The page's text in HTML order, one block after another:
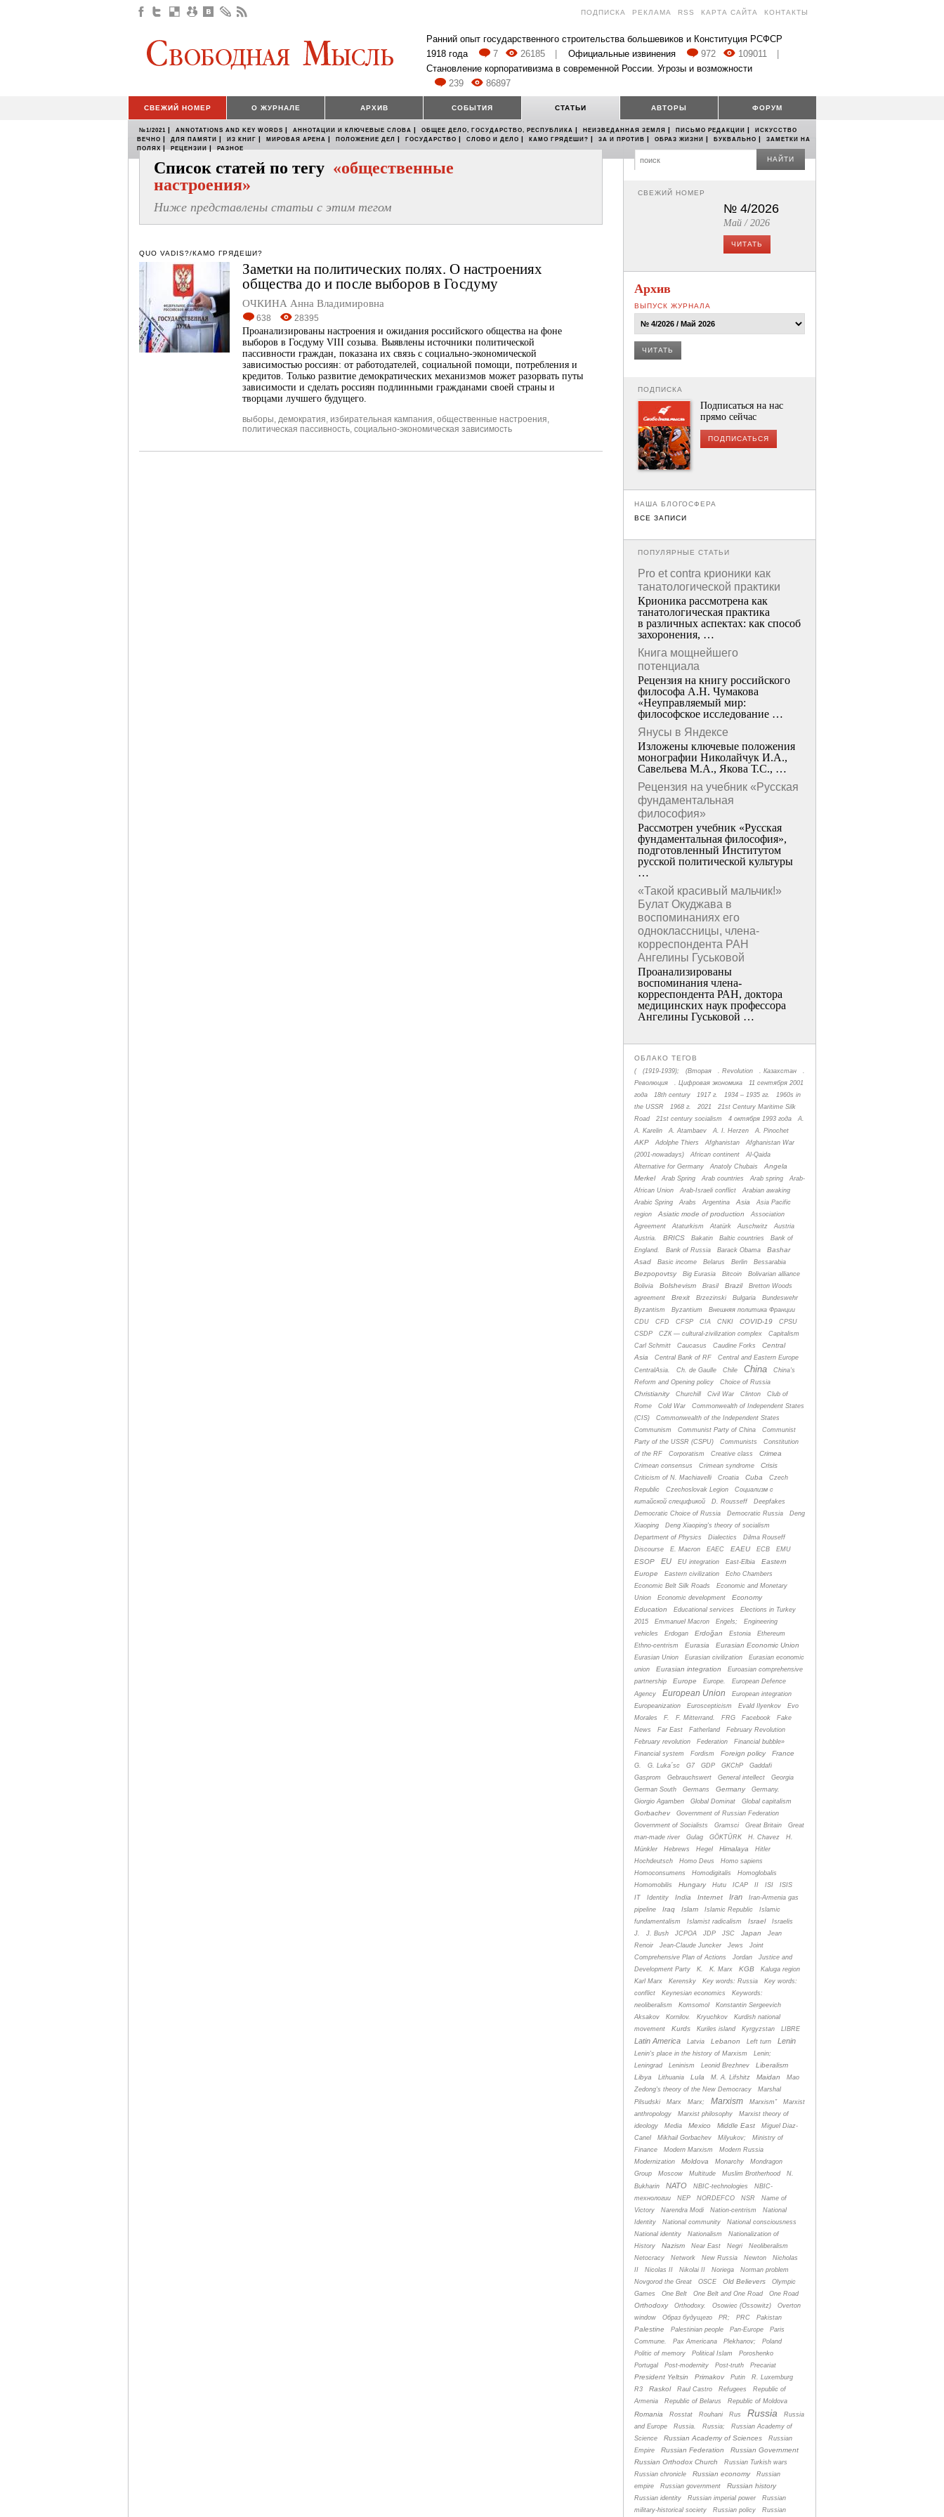
ПОДПИСКА РЕКЛАМА RSS КАРТА САЙТА КОНТАКТЫ
Ранний опыт государственного строительства большевиков и Конституция РСФСР
1918 года
7 26185 Официальные извинения 972 109011
Становление корпоративизма в современной России. Угрозы и возможности
239
86897
СВЕЖИЙ НОМЕР О ЖУРНАЛЕ АРХИВ СОБЫТИЯ СТАТЬИ АВТОРЫ ФОРУМ
№1/2021 | ANNOTATIONS AND KEY WORDS | АННОТАЦИИ И КЛЮЧЕВЫЕ СЛОВА | ОБЩЕЕ ДЕЛО, ГОСУДАРСТВО, РЕСПУБЛИКА | НЕИЗВЕДАННАЯ ЗЕМЛЯ | ПИСЬМО РЕДАКЦИИ |
ИСКУССТВО
ВЕЧНО | ДЛЯ ПАМЯТИ | ИЗ КНИГ | МИРОВАЯ АРЕНА | ПОЛОЖЕНИЕ ДЕЛ | ГОСУДАРСТВО | СЛОВО И ДЕЛО | КАМО ГРЯДЕШИ? | ЗА И ПРОТИВ | ОБРАЗ ЖИЗНИ | БУКВАЛЬНО |
ЗАМЕТКИ НА
ПОЛЯХ | РЕЦЕНЗИИ | РАЗНОЕ
Список статей по тегу «общественные
настроения»
Ниже представлены статьи с этим тегом
QUO VADIS?/КАМО ГРЯДЕШИ?
Заметки на политических полях. О настроениях
общества до и после выборов в Госдуму
ОЧКИНА Анна Владимировна
638 28395
Проанализированы настроения и ожидания российского общества на фоне
выборов в Госдуму VIII созыва. Выявлены источники политической
пассивности граждан, показана их связь с социально-экономической
зависимостью россиян: от работодателей, социальной помощи, потребления и
кредитов. Только развитие демократических механизмов может разорвать путы
зависимости и сделать россиян подлинными гражданами своей страны и
творцами лучшего будущего.
выборы, демократия, избирательная кампания, общественные настроения,
политическая пассивность, социально-экономическая зависимость
НАЙТИ
СВЕЖИЙ НОМЕР
№ 4/2026
Май / 2026
ЧИТАТЬ
Архив
ВЫПУСК ЖУРНАЛА
ЧИТАТЬ
ПОДПИСКА
Подписаться на нас
прямо сейчас
ПОДПИСАТЬСЯ
НАША БЛОГОСФЕРА
ВСЕ ЗАПИСИ
ПОПУЛЯРНЫЕ СТАТЬИ
Pro et contra крионики как
танатологической практики
Крионика рассмотрена как
танатологическая практика
в различных аспектах: как способ
захоронения, …
Книга мощнейшего
потенциала
Рецензия на книгу российского
философа А.Н. Чумакова
«Неуправляемый мир:
философское исследование …
Янусы в Яндексе
Изложены ключевые положения
монографии Николайчук И.А.,
Савельева М.А., Якова Т.С., …
Рецензия на учебник «Русская
фундаментальная
философия»
Рассмотрен учебник «Русская
фундаментальная философия»,
подготовленный Институтом
русской политической культуры
…
«Такой красивый мальчик!»
Булат Окуджава в
воспоминаниях его
одноклассницы, члена-
корреспондента РАН
Ангелины Гуськовой
Проанализированы
воспоминания члена­
корреспондента РАН, доктора
медицинских наук профессора
Ангелины Гуськовой …
ОБЛАКО ТЕГОВ
( (1919-1939); (Вторая . Revolution . Казахстан
.
Революция
. Цифровая экономика
11 сентября 2001
года
18th century 1917 г. 1934 – 1935 гг.
1960s in
the USSR
1968 г. 2021
21st Century Maritime Silk
Road
21st century socialism 4 октября 1993 года
A.
A. Karelin
A. Atambaev A. I. Herzen A. Pinochet
AKP Adolphe Thiers Afghanistan
Afghanistan War
(2001-nowadays)
African continent
Al-Qaida
Alternative for Germany
Anatoly Chubais
Angela
Merkel
Arab Spring Arab countries Arab spring
Arab-
African Union
Arab-Israeli conflict
Arabian awaking
Arabic Spring
Arabs Argentina Asia
Asia Pacific
region
Asiatic mode of production
Association
Agreement
Ataturkism Atatürk Auschwitz
Austria
Austria.
BRICS Bakatin Baltic countries
Bank of
England.
Bank of Russia Barack Obama
Bashar
Asad
Basic income Belarus Berlin Bessarabia
Bezpopovtsy Big Eurasia Bitcoin
Bolivarian alliance
Bolivia
Bolshevism Brasil Brazil
Bretton Woods
agreement
Brexit Brzezinski Bulgaria
Bundeswehr
Byzantism
Byzantium
Bнешняя политика Франции
CDU
CFD CFSP CIA CNKI COVID-19
CPSU
CSDP
CZК — cultural-zivilization complex
Capitalism
Carl Schmitt
Caucasus Caudine Forks
Central
Asia
Central Bank of RF
Central and Eastern Europe
CentralAsia.
Ch. de Gaulle Chile China
China's
Reform and Opening policy
Choice of Russia
Christianity Churchill Civil War Clinton
Club of
Rome
Cold War
Commonwealth of Independent States
(CIS)
Commonwealth of the Independent States
Communism
Communist Party of China
Communist
Party of the USSR (CSPU)
Communists
Constitution
of the RF
Corporatism Creative class Crimea
Crimean consensus Crimean syndrome Crisis
Criticism of N. Machiavelli Croatia Cuba
Czech
Republic
Czechoslovak Legion
Cоциализм с
китайской спецификой
D. Rousseff
Deepfakes
Democratic Choice of Russia
Democratic Russia
Deng
Xiaoping
Deng Xiaoping's theory of socialism
Department of Physics
Dialectics
Dilma Rouseff
Discourse
E. Macron EAEC EAEU ECB EMU
ESOP EU EU integration East-Elbia
Eastern
Europe
Eastern civilization
Echo Chambers
Economic Belt Silk Roads
Economic and Monetary
Union
Economic development
Economy
Education
Educational services
Elections in Turkey
2015
Emmanuel Macron Engels;
Engineering
vehicles
Erdogan Erdoğan Estonia
Ethereum
Ethno-centrism
Eurasia Eurasian Economic Union
Eurasian Union Eurasian civilization
Eurasian economic
union
Eurasian integration
Euroasian comprehensive
partnership
Europe Europe.
European Defence
Agency
European Union
European integration
Europeanization
Euroscepticism Evald Ilyenkov
Evo
Morales
F. F. Mitterrand. FRG Facebook
Fake
News
Far East Fatherland
February Revolution
February revolution
Federation
Financial bubble»
Financial system
Fordism Foreign policy France
G. G. Luka´sc G7 GDP GKChP
Gaddafi
Gasprom
Gebrauchswert General intellect
Georgia
German South
Germans Germany
Germany.
Giorgio Agamben
Global Dominat Global capitalism
Gorbachev
Government of Russian Federation
Government of Socialists
Gramsci Great Britain
Great
man-made river
Gulag GÖKTÜRK H. Chavez
H.
Münkler
Hebrews Hegel Himalaya
Hitler
Hochdeutsch
Homo Deus
Homo sapiens
Homoconsumens
Homodigitalis
Homoglobalis
Homomobilis
Hungary Hutu ICAP II ISI
ISIS
IT
Identity India Internet Iran
Iran-Armenia gas
pipeline
Iraq Islam Islamic Republic
Islamic
fundamentalism
Islamist radicalism Israel
Israelis
J.
J. Bush JCPOA JDP JSC Japan
Jean
Renoir
Jean-Claude Juncker Jews
Joint
Comprehensive Plan of Actions
Jordan
Justice and
Development Party
K. K. Marx KGB
Kaluga region
Karl Marx
Kerensky Key words: Russia
Key words:
conflict
Keynesian economics
Keywords:
neoliberalism
Komsomol
Konstantin Sergeevich
Aksakov
Kornilov. Kryuchkov
Kurdish national
movement
Kurds Kuriles island Kyrgyzstan LIBRE
Latin America Latvia Lebanon Left turn Lenin
Lenin's place in the history of Marxism
Lenin;
Leningrad
Leninism Leonid Brezhnev
Liberalism
Libya
Lithuania Lula M. A. Lifshitz Maidan
Mao
Zedong's theory of the New Democracy
Marshal
Pilsudski
Marx Marx; Marxism Marxism”
Marxist
anthropology
Marxist philosophy
Marxist theory of
ideology
Media Mexico Middle East
Miguel Diaz-
Canel
Mikhail Gorbachev Milyukov;
Ministry of
Finance
Modern Marxism
Modern Russia
Modernization
Moldova Monarchy
Mondragon
Group
Moscow Multitude Muslim Brotherhood
N.
Bukharin
NATO NBIC-technologies
NBIC-
технологии
NEP NORDEFCO NSR
Name of
Victory
Narendra Modi Nation-centrism
National
Identity
National community
National consciousness
National identity
Nationalism
Nationalization of
History
Nazism Near East Negri
Neoliberalism
Netocracy
Network New Russia Newton
Nicholas
II
Nicolas II Nikolai II Noriega
Norman problem
Novgorod the Great
OSCE Old Believers
Olympic
Games
One Belt One Belt and One Road One Road
Orthodoxy Orthodoxy. Osowiec (Ossowitz)
Overton
window
Oбраз будущего PR; PRC Pakistan
Palestine Palestinian people Pan-Europe
Paris
Commune.
Pax Americana Plekhanov;
Poland
Politic of memory
Political Islam
Poroshenko
Portugal
Post-modernity Post-truth Precariat
President Yeltsin Primakov Putin
R. Luxemburg
R3
Raskol Raul Castro Refugees
Republic of
Armenia
Republic of Belarus Republic of Moldova
Romania Rosstat Rouhani Rus Russia
Russia
and Europe
Russia. Russia;
Russian Academy of
Science
Russian Academy of Sciences
Russian
Empire
Russian Federation
Russian Government
Russian Orthodox Church
Russian Turkish wars
Russian chronicle
Russian economy
Russian
empire
Russian government Russian history
Russian identity Russian imperial power
Russian
military-historical society
Russian policy Russian